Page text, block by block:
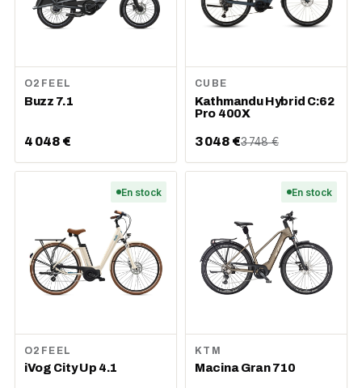
O2FEEL
Buzz 7.1
4 048 €
CUBE
Kathmandu Hybrid C:62
Pro 400X
3 048 €3 748 €
En stock
O2FEEL
iVog City Up 4.1
En stock
KTM
Macina Gran 710